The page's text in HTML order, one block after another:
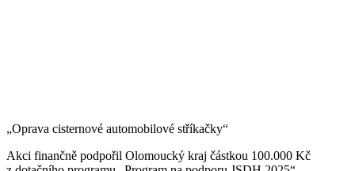
„Oprava cisternové automobilové stříkačky“
Akci finančně podpořil Olomoucký kraj částkou 100.000 Kč